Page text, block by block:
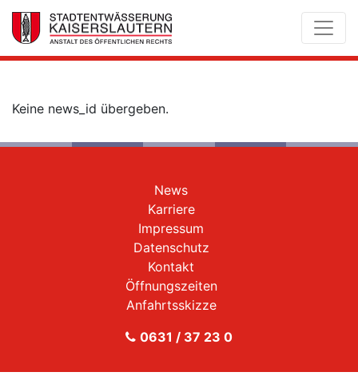
Keine news_id übergeben.
News
Karriere
Impressum
Datenschutz
Kontakt
Öffnungszeiten
Anfahrtsskizze
0631 / 37 23 0